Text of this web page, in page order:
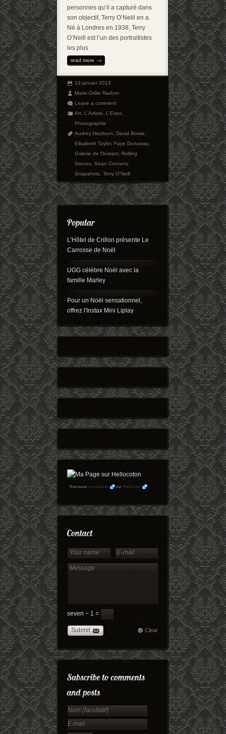
personnes qu’il a capturé dans
son objectif, Terry O’Neill en a.
Né à Londres en 1938, Terry
O’Neill est l’un des portraitistes
les plus
read more
19 janvier 2013
Marie-Odile Radom
Leave a comment
Art,L'Artiste,L'Expo,
Photographie
Audrey Hepburn,David Bowie,
Elisabeth Taylor,Faye Dunaway,
Galerie de l'Instant,Rolling
Stones,Sean Connery,
Snapshots,Terry O'Neill
L'Hôtel de Crillon présente Le
Carrosse de Noël
UGG célèbre Noël avec la
famille Marley
Pour un Noël sensationnel,
offrez l'Instax Mini Liplay
Retrouvezmaryophoto surHellocoton
seven − 1 =
Submit Clear